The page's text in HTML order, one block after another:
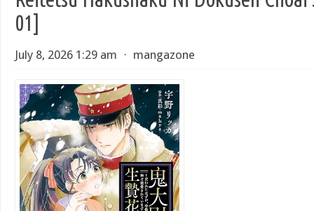
01]
July 8, 2026 1:29 am ⋅ mangazone